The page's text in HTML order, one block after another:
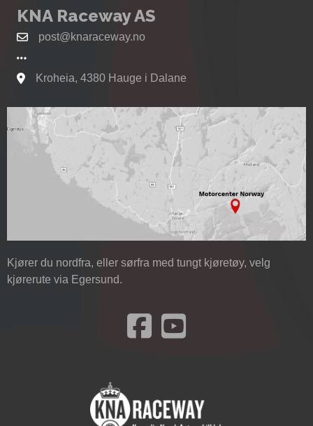
KNA Raceway AS
post@knaraceway.no
Se kart til Motorcenter Norway i Sokndal
Kroheia, 4380 Hauge i Dalane
Kjører du nordfra, eller sørfra med tungt kjøretøy, velg
kjørerute via Egersund.
Besøk oss på Facebook